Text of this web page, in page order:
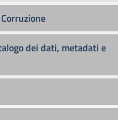
dei dati, metadati e